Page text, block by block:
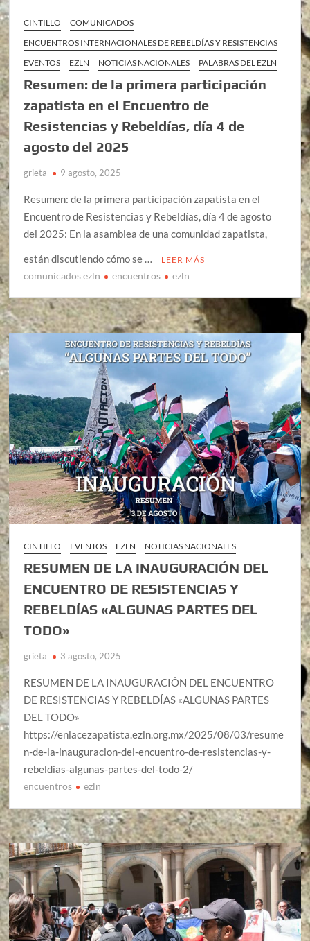
CINTILLO
COMUNICADOS
ENCUENTROS INTERNACIONALES DE REBELDÍAS Y RESISTENCIAS
EVENTOS
EZLN NOTICIAS NACIONALES PALABRAS DEL EZLN
Resumen: de la primera participación
zapatista en el Encuentro de
Resistencias y Rebeldías, día 4 de
agosto del 2025
grieta 9 agosto, 2025
Resumen: de la primera participación zapatista en el
Encuentro de Resistencias y Rebeldías, día 4 de agosto
del 2025: En la asamblea de una comunidad zapatista,
están discutiendo cómo se …
LEER MÁS
comunicados ezln encuentros ezln
CINTILLO EVENTOS EZLN NOTICIAS NACIONALES
RESUMEN DE LA INAUGURACIÓN DEL
ENCUENTRO DE RESISTENCIAS Y
REBELDÍAS «ALGUNAS PARTES DEL
TODO»
grieta 3 agosto, 2025
RESUMEN DE LA INAUGURACIÓN DEL ENCUENTRO
DE RESISTENCIAS Y REBELDÍAS «ALGUNAS PARTES
DEL TODO»
https://enlacezapatista.ezln.org.mx/2025/08/03/resume
n-de-la-inauguracion-del-encuentro-de-resistencias-y-
rebeldias-algunas-partes-del-todo-2/
encuentros ezln